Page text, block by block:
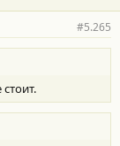
#5.265